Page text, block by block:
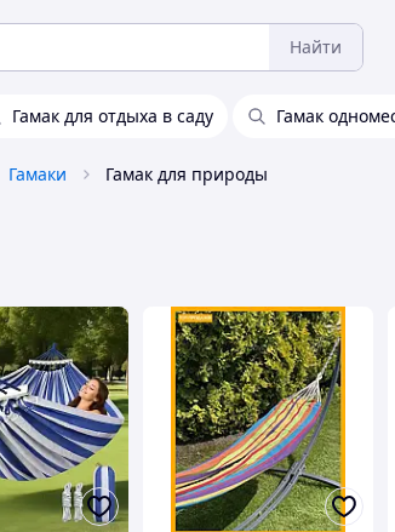
Найти
Гамак для отдыха в саду Гамак
Гамаки Гамак для природы